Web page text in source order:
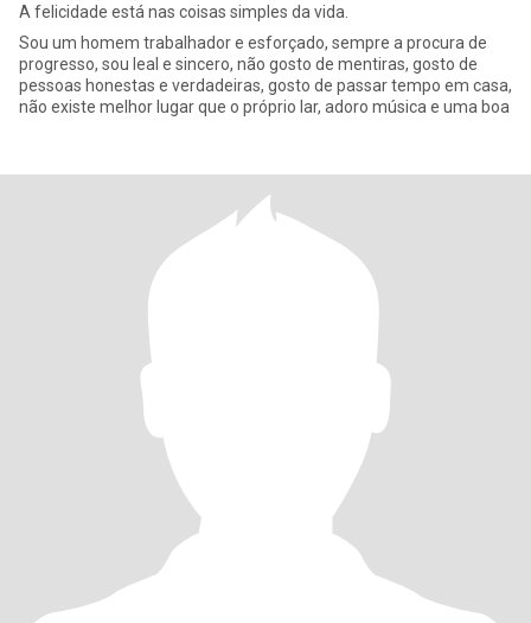
A felicidade está nas coisas simples da vida.
Sou um homem trabalhador e esforçado, sempre a procura de
progresso, sou leal e sincero, não gosto de mentiras, gosto de
pessoas honestas e verdadeiras, gosto de passar tempo em casa,
não existe melhor lugar que o próprio lar, adoro música e uma boa